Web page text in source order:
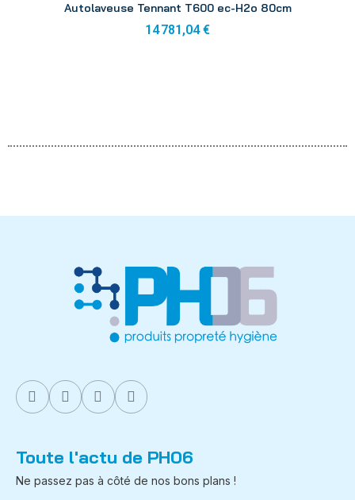
Autolaveuse Tennant T600 ec-H2o 80cm
14 781,04 €
Toute l'actu de PH06
Ne passez pas à côté de nos bons plans !